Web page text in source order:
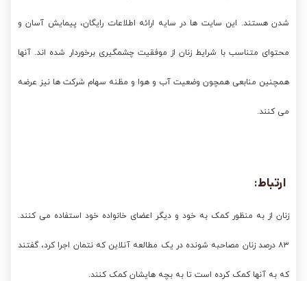
شدن هستند. این سایت ها در سایه ارائه اطلاعات رایگان، پیمایش آسان و
محتوای متناسب با شرایط زنان از موفقیت چشمگیری برخوردار شده اند. آنها
همچنین منابعی همچون وضعیت آب و هوا و مظنه سهام شرکت ها نیز عرضه
می کنند.
ارتباط:
زنان از به منظور کمک به خود و دیگر اعضای خانواده خود استفاده می کنند.
۸۳ درصد زنان مصاحبه شونده در یک مطالعه آنلاین که نتمان اجرا کرد، گفتند
که به آنها کمک کرده است تا به بچه هایشان کمک کنند.